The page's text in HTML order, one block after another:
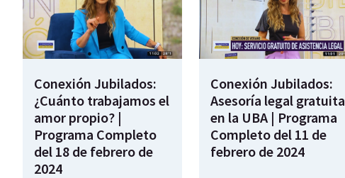
Conexión Jubilados:
¿Cuánto trabajamos el
amor propio? |
Programa Completo
del 18 de febrero de
2024
Conexión Jubilados:
Asesoría legal gratuita
en la UBA | Programa
Completo del 11 de
febrero de 2024